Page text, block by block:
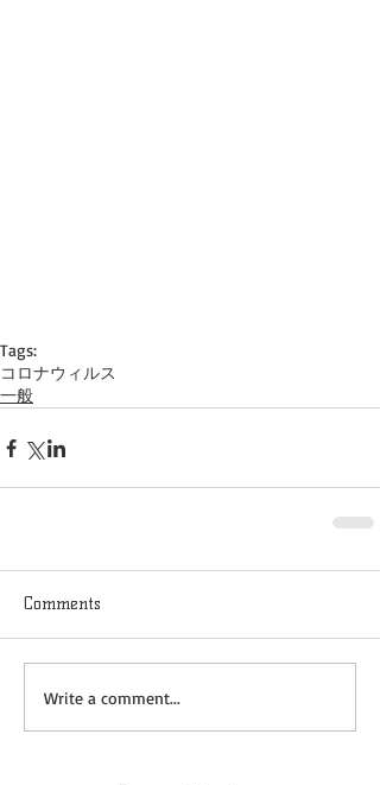
Tags:
コロナウィルス
一般
Comments
Write a comment...